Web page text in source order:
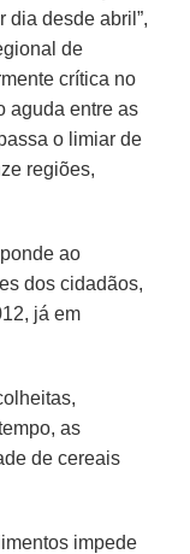
dia desde abril”,
de
crítica no
aguda entre as
o limiar de
regiões,
ao
dos cidadãos,
já em
as
de cereais
impede